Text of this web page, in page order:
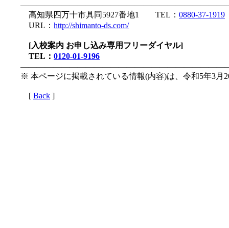
高知県四万十市具同5927番地1 TEL： 0880-37-1919
URL： http://shimanto-ds.com/
[入校案内 お申し込み専用フリーダイヤル]
TEL： 0120-01-9196
※ 本ページに掲載されている情報(内容)は、令和5年3月
[ Back ]